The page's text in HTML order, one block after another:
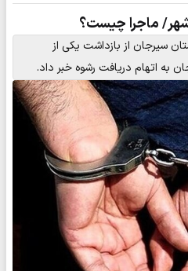
ماجرا چیست؟
سیرجان از بازداشت یکی از
به اتهام دریافت رشوه خبر داد.